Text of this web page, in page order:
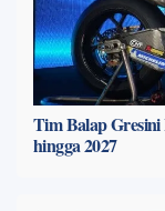
Tim Balap
hingga 2027